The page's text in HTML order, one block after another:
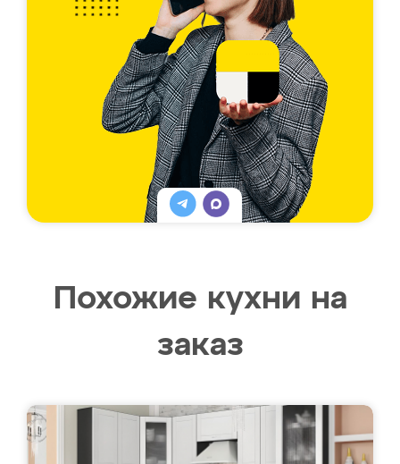
Похожие кухни на
заказ